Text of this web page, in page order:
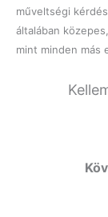
műveltségi
általában
mint minden más